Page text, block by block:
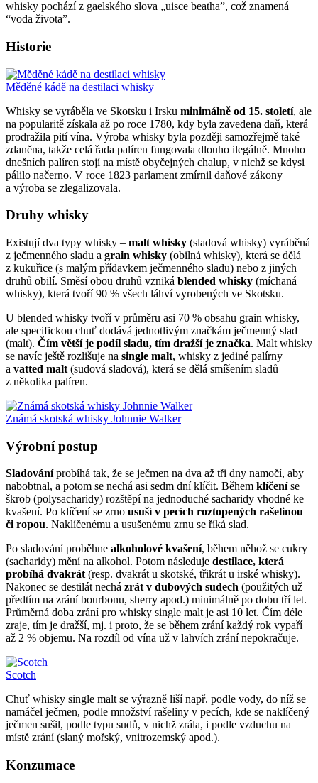
whisky pochází z gaelského slova „uisce beatha”, což znamená
“voda života”.
Historie
Měděné kádě na destilaci whisky
Whisky se vyráběla ve Skotsku i Irsku minimálně od 15. století, ale
na popularitě získala až po roce 1780, kdy byla zavedena daň, která
prodražila pití vína. Výroba whisky byla později samozřejmě také
zdaněna, takže celá řada palíren fungovala dlouho ilegálně. Mnoho
dnešních palíren stojí na místě obyčejných chalup, v nichž se kdysi
pálilo načerno. V roce 1823 parlament zmírnil daňové zákony
a výroba se zlegalizovala.
Druhy whisky
Existují dva typy whisky – malt whisky (sladová whisky) vyráběná
z ječmenného sladu a grain whisky (obilná whisky), která se dělá
z kukuřice (s malým přídavkem ječmenného sladu) nebo z jiných
druhů obilí. Směsí obou druhů vzniká blended whisky (míchaná
whisky), která tvoří 90 % všech láhví vyrobených ve Skotsku.
U blended whisky tvoří v průměru asi 70 % obsahu grain whisky,
ale specifickou chuť dodává jednotlivým značkám ječmenný slad
(malt). Čím větší je podíl sladu, tím dražší je značka. Malt whisky
se navíc ještě rozlišuje na single malt, whisky z jediné palírny
a vatted malt (sudová sladová), která se dělá smíšením sladů
z několika palíren.
Známá skotská whisky Johnnie Walker
Výrobní postup
Sladováníprobíhá tak, že se ječmen na dva až tři dny namočí, aby
nabobtnal, a potom se nechá asi sedm dní klíčit. Během klíčeníse
škrob (polysacharidy) rozštěpí na jednoduché sacharidy vhodné ke
kvašení. Po klíčení se zrno usuší v pecích roztopených rašelinou
či ropou. Naklíčenému a usušenému zrnu se říká slad.
Po sladování proběhne alkoholové kvašení, během něhož se cukry
(sacharidy) mění na alkohol. Potom následuje destilace, která
probíhá dvakrát(resp. dvakrát u skotské, třikrát u irské whisky).
Nakonec se destilát nechá zrát v dubových sudech (použitých už
předtím na zrání bourbonu, sherry apod.) minimálně po dobu tří let.
Průměrná doba zrání pro whisky single malt je asi 10 let. Čím déle
zraje, tím je dražší, mj. i proto, že se během zrání každý rok vypaří
až 2 % objemu. Na rozdíl od vína už v lahvích zrání nepokračuje.
Scotch
Chuť whisky single malt se výrazně liší např. podle vody, do níž se
namáčel ječmen, podle množství rašeliny v pecích, kde se naklíčený
ječmen sušil, podle typu sudů, v nichž zrála, i podle vzduchu na
místě zrání (slaný mořský, vnitrozemský apod.).
Konzumace